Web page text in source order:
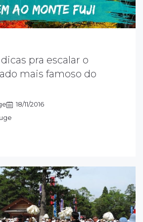
pra escalar o
mais famoso do
18/11/2016
turistico muito
em busca de
visuais. Saiba como
Fujisan em 1